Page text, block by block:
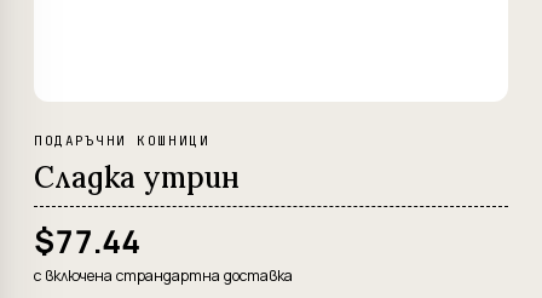
ПОДАРЪЧНИ КОШНИЦИ
Сладка утрин
$77.44
с включена страндартна доставка